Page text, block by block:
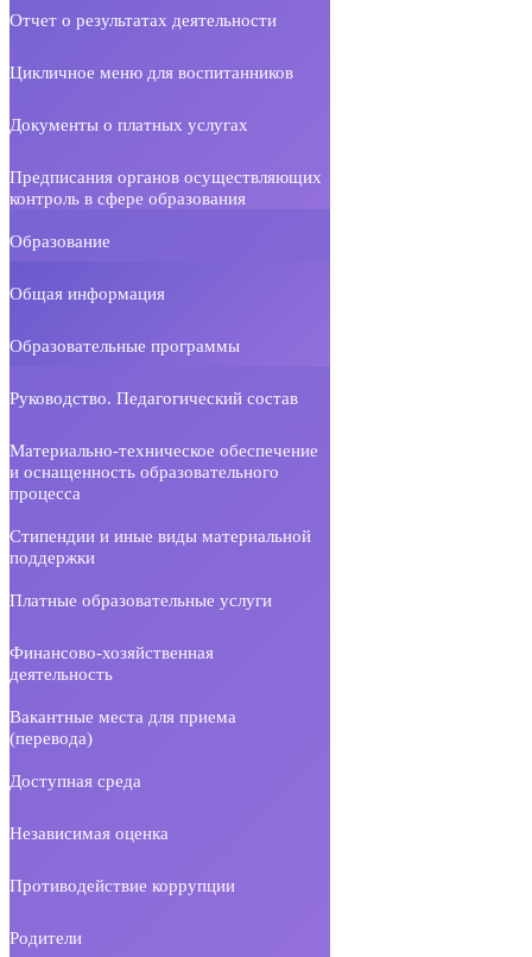
Отчет о результатах деятельности
Цикличное меню для воспитанников
Документы о платных услугах
Предписания органов осуществляющих
контроль в сфере образования
Образование
Общая информация
Образовательные программы
Руководство. Педагогический состав
Материально-техническое обеспечение
и оснащенность образовательного
процесса
Стипендии и иные виды материальной
поддержки
Платные образовательные услуги
Финансово-хозяйственная
деятельность
Вакантные места для приема
(перевода)
Доступная среда
Независимая оценка
Противодействие коррупции
Родители